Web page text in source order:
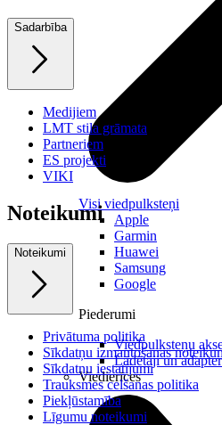
Visi viedpulksteņi
Apple
Garmin
Huawei
Samsung
Google
Piederumi
Viedpulksteņu
Lādētāji un
Viedierīces
Sadarbība
Medijiem
LMT stila grāmata
Partneriem
ES projekti
VIKI
Noteikumi
Noteikumi
Privātuma politika
Sīkdatņu izmantošanas
Sīkdatņu iestatījumi
Trauksmes celšanas politika
Piekļūstamība
Līgumu noteikumi